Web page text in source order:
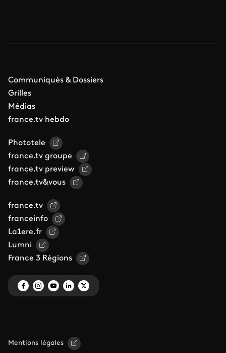
Communiqués & Dossiers
Grilles
Médias
france.tv hebdo
Phototele
france.tv groupe
france.tv preview
france.tv&vous
france.tv
franceinfo
La1ere.fr
Lumni
France 3 Régions
Mentions légales